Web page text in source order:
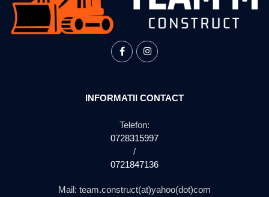
INFORMATII CONTACT
Telefon:
0728315997
/
0721847136
Mail: team.construct(at)yahoo(dot)com